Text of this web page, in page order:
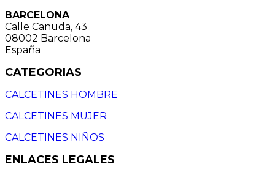
BARCELONA
Calle Canuda, 43
08002 Barcelona
España
CATEGORIAS
CALCETINES HOMBRE
CALCETINES MUJER
CALCETINES NIÑOS
ENLACES LEGALES